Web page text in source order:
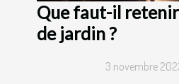
Que faut-il
de jardin ?
3 novembre